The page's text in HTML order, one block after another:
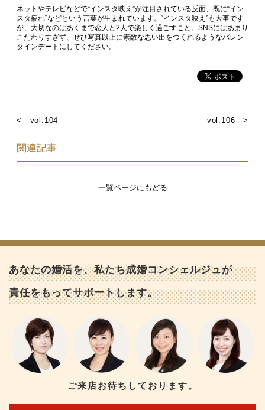
ネットやテレビなどで“インスタ映え”が注目されている反面、既に“イン
スタ疲れ”などという言葉が生まれています。“インスタ映え”も大事です
が、大切なのはあくまで恋人と2人で楽しく過ごすこと。SNSにはあまり
こだわりすぎず、ぜひ写真以上に素敵な思い出をつくれるようなバレン
タインデートにしてください。
< vol.104 vol.106 >
関連記事
一覧ページにもどる
あなたの婚活を、私たち成婚コンシェルジュが
責任をもってサポートします。
ご来店お待ちしております。